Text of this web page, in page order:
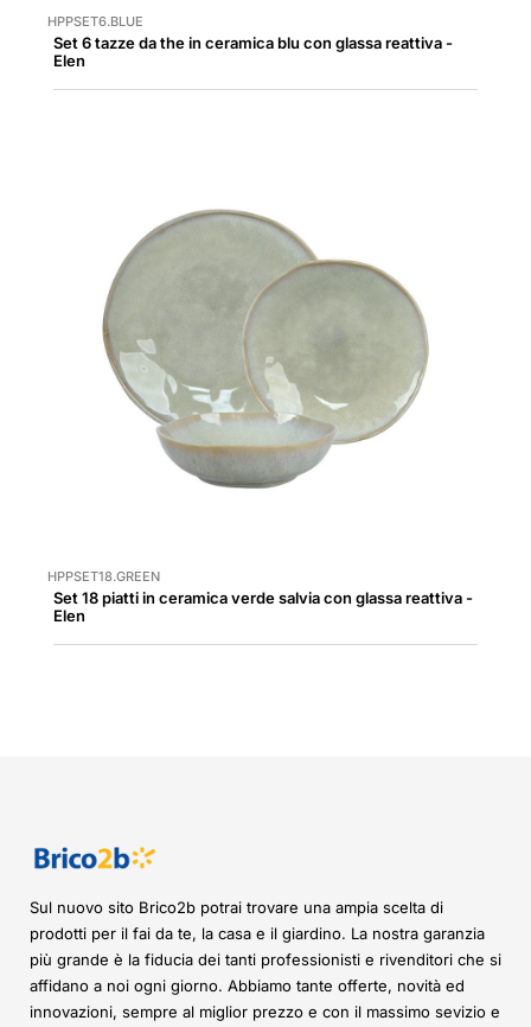
HPPSET6.BLUE
Set 6 tazze da the in ceramica blu con glassa reattiva -
Elen
HPPSET18.GREEN
Set 18 piatti in ceramica verde salvia con glassa reattiva -
Elen
Sul nuovo sito Brico2b potrai trovare una ampia scelta di
prodotti per il fai da te, la casa e il giardino. La nostra garanzia
più grande è la fiducia dei tanti professionisti e rivenditori che si
affidano a noi ogni giorno. Abbiamo tante offerte, novità ed
innovazioni, sempre al miglior prezzo e con il massimo sevizio e